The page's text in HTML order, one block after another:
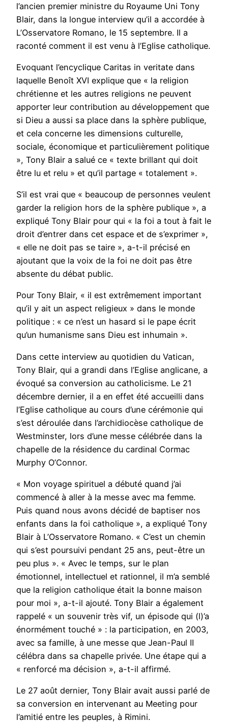
l’ancien premier ministre du Royaume Uni Tony
Blair, dans la longue interview qu’il a accordée à
L’Osservatore Romano, le 15 septembre. Il a
raconté comment il est venu à l’Eglise catholique.
Evoquant l’encyclique Caritas in veritate dans
laquelle Benoît XVI explique que « la religion
chrétienne et les autres religions ne peuvent
apporter leur contribution au développement que
si Dieu a aussi sa place dans la sphère publique,
et cela concerne les dimensions culturelle,
sociale, économique et particulièrement politique
», Tony Blair a salué ce « texte brillant qui doit
être lu et relu » et qu’il partage « totalement ».
S’il est vrai que « beaucoup de personnes veulent
garder la religion hors de la sphère publique », a
expliqué Tony Blair pour qui « la foi a tout à fait le
droit d’entrer dans cet espace et de s’exprimer »,
« elle ne doit pas se taire », a-t-il précisé en
ajoutant que la voix de la foi ne doit pas être
absente du débat public.
Pour Tony Blair, « il est extrêmement important
qu’il y ait un aspect religieux » dans le monde
politique : « ce n’est un hasard si le pape écrit
qu’un humanisme sans Dieu est inhumain ».
Dans cette interview au quotidien du Vatican,
Tony Blair, qui a grandi dans l’Eglise anglicane, a
évoqué sa conversion au catholicisme. Le 21
décembre dernier, il a en effet été accueilli dans
l’Eglise catholique au cours d’une cérémonie qui
s’est déroulée dans l’archidiocèse catholique de
Westminster, lors d’une messe célébrée dans la
chapelle de la résidence du cardinal Cormac
Murphy O’Connor.
« Mon voyage spirituel a débuté quand j’ai
commencé à aller à la messe avec ma femme.
Puis quand nous avons décidé de baptiser nos
enfants dans la foi catholique », a expliqué Tony
Blair à L’Osservatore Romano. « C’est un chemin
qui s’est poursuivi pendant 25 ans, peut-être un
peu plus ». « Avec le temps, sur le plan
émotionnel, intellectuel et rationnel, il m’a semblé
que la religion catholique était la bonne maison
pour moi », a-t-il ajouté. Tony Blair a également
rappelé « un souvenir très vif, un épisode qui (l)’a
énormément touché » : la participation, en 2003,
avec sa famille, à une messe que Jean-Paul II
célébra dans sa chapelle privée. Une étape qui a
« renforcé ma décision », a-t-il affirmé.
Le 27 août dernier, Tony Blair avait aussi parlé de
sa conversion en intervenant au Meeting pour
l’amitié entre les peuples, à Rimini.